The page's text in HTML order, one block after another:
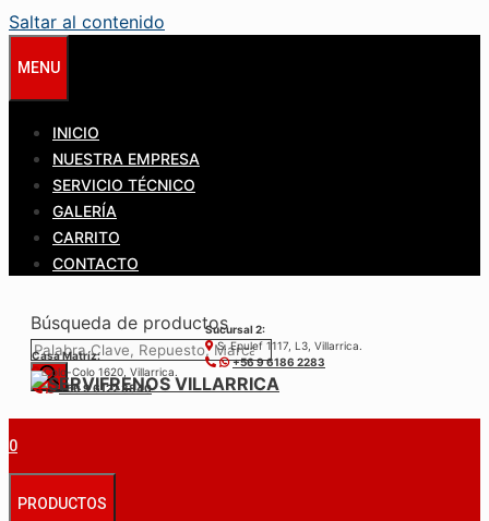
Saltar al contenido
MENU
INICIO
NUESTRA EMPRESA
SERVICIO TÉCNICO
GALERÍA
CARRITO
CONTACTO
Búsqueda de productos
Casa Matríz:
Colo-Colo 1620, Villarrica.
+56 9 6122 3840
Sucursal 2:
S. Epulef 1117, L3, Villarrica.
+56 9 6186 2283
0
PRODUCTOS